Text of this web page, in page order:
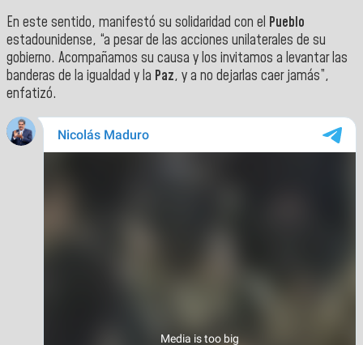
En este sentido, manifestó su solidaridad con el Pueblo
estadounidense, “a pesar de las acciones unilaterales de su
gobierno. Acompañamos su causa y los invitamos a levantar las
banderas de la igualdad y la Paz, y a no dejarlas caer jamás”,
enfatizó.